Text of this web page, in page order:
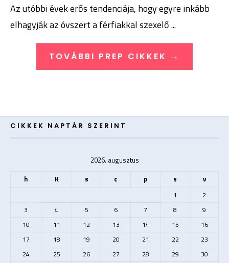
Az utóbbi évek erős tendenciája, hogy egyre inkább
elhagyják az óvszert a férfiakkal szexelő...
TOVÁBBI PREP CIKKEK →
CIKKEK NAPTÁR SZERINT
2026. augusztus
h
K s c p s v
1
2
3
4 5 6 7 8
9
10
11 12 13 14 15
16
17
18 19 20 21 22
23
24
25 26 27 28 29
30